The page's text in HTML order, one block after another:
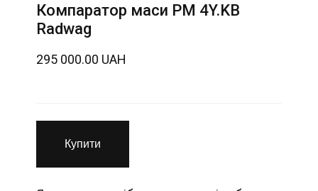
Компаратор маси PM 4Y.KB
Radwag
295 000.00 UAH
Купити